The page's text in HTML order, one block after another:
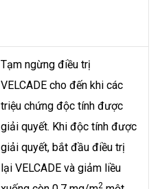
Tạm ngừng điều trị
VELCADE cho đến khi các
triệu chứng độc tính được
giải quyết. Khi độc tính được
giải quyết, bắt đầu điều trị
lại VELCADE và giảm liều
2